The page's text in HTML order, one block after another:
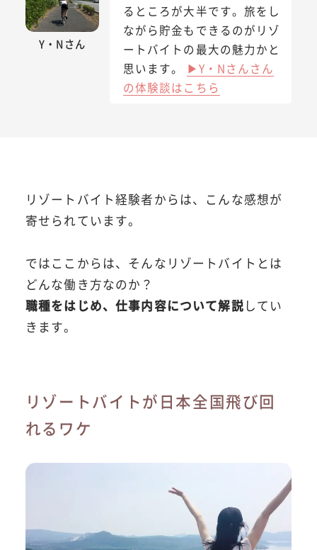
Y・Nさん
るところが大半です。旅をし
ながら貯金もできるのがリゾ
ートバイトの最大の魅力かと
思います。
▶Y・Nさんさん
の体験談はこちら
リゾートバイト経験者からは、こんな感想が
寄せられています。
ではここからは、そんなリゾートバイトとは
どんな働き方なのか？
職種をはじめ、仕事内容について解説 してい
きます。
リゾートバイトが日本全国飛び回
れるワケ